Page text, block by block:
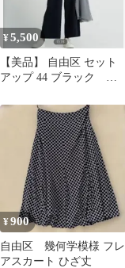
¥5,500
【美品】 自由区 セット
アップ 44 ブラック プ
¥900
自由区 幾何学模様 フレ
アスカート ひざ丈